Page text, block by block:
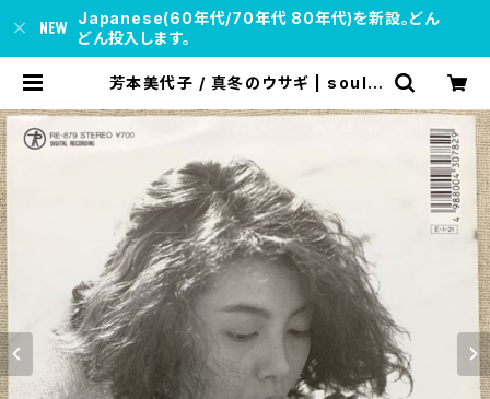
Japanese(60年代/70年代 80年代)を新設。どん
どん投入します。
芳本美代子 / 真冬のウサギ | soul r